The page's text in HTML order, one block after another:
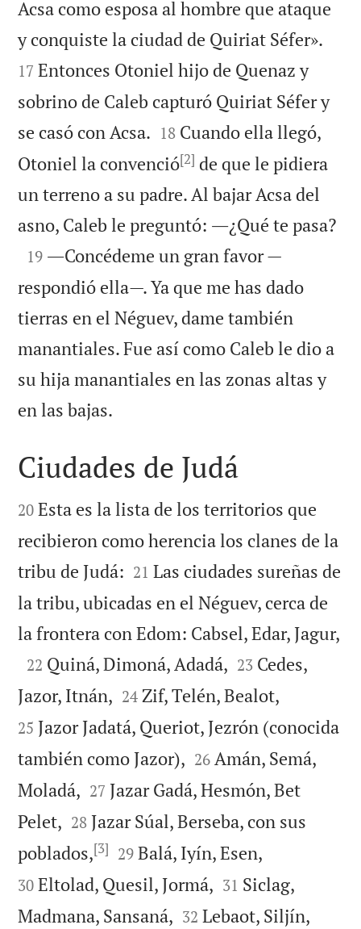
Acsa como esposa al hombre que ataque
y conquiste la ciudad de Quiriat Séfer».
17 Entonces Otoniel hijo de Quenaz y
sobrino de Caleb capturó Quiriat Séfer y
se casó con Acsa. 

18 Cuando ella llegó,
Otoniel la convenció[2] de que le pidiera
un terreno a su padre. Al bajar Acsa del
asno, Caleb le preguntó: ―¿Qué te pasa?

19 ―Concédeme un gran favor —
respondió ella—. Ya que me has dado
tierras en el Néguev, dame también
manantiales. Fue así como Caleb le dio a
su hija manantiales en las zonas altas y
en las bajas.

Ciudades de Judá

20 Esta es la lista de los territorios que
recibieron como herencia los clanes de la
tribu de Judá: 

21 Las ciudades sureñas de
la tribu, ubicadas en el Néguev, cerca de
la frontera con Edom: Cabsel, Edar, Jagur,

22 Quiná, Dimoná, Adadá, 

23 Cedes,
Jazor, Itnán, 

24 Zif, Telén, Bealot,
25 Jazor Jadatá, Queriot, Jezrón (conocida
también como Jazor), 

26 Amán, Semá,
Moladá, 

27 Jazar Gadá, Hesmón, Bet
Pelet, 

28 Jazar Súal, Berseba, con sus
poblados,[3] 

29 Balá, Iyín, Esen,
30 Eltolad, Quesil, Jormá, 

31 Siclag,
Madmana, Sansaná, 

32 Lebaot, Siljín,